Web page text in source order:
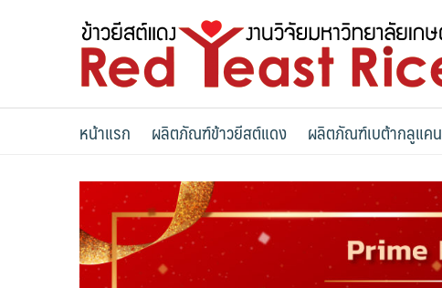
หน้าแรก ผลิตภัณฑ์ข้าวยีสต์แดง ผลิตภัณฑ์เบต้ากลูแคน